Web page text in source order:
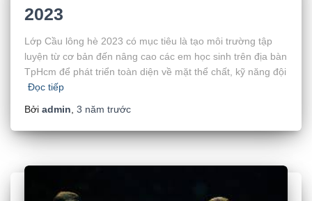
2023
Lớp Cầu lông hè 2023 có mục tiêu là tạo môi trường tập
luyện từ cơ bản đến nâng cao các em học sinh trên địa bàn
TpHcm để phát triển toàn diện về mặt thể chất, kỹ năng đội
Đọc tiếp
Bởi admin 3 năm trước